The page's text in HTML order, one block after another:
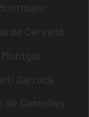
de Cervelló
Montgat
Sarroca
de Centelles